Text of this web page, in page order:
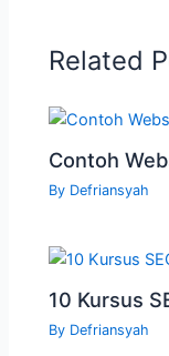
Related
Contoh
By Defriansyah
10 Kursus
By Defriansyah